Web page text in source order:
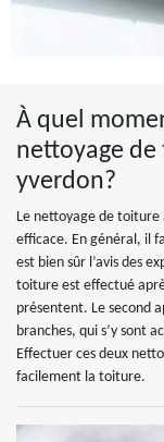
À quel
nettoyage
yverdon?
Le nettoyage de
efficace. En général, il
est bien sûr l’avis des
toiture est effectué
présentent. Le second
branches, qui s’y sont
Effectuer ces deux
facilement la toiture.